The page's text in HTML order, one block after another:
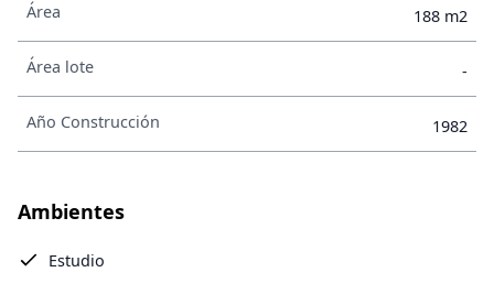
Área 188 m2
Área lote -
Año Construcción 1982
Ambientes
Estudio